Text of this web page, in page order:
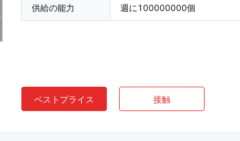
供給の能力 週に100000000個
ベストプライス 接触